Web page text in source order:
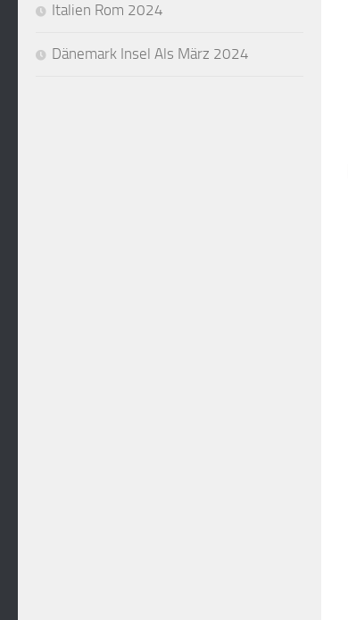
Italien Rom 2024
Dänemark Insel Als März 2024